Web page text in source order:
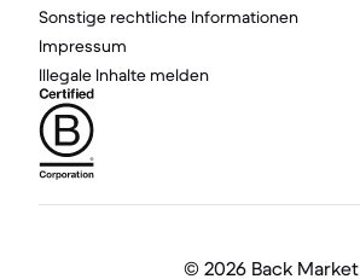
Sonstige rechtliche Informationen
Impressum
Illegale Inhalte melden
© 2026 Back Market